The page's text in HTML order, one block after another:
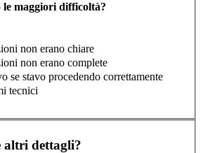
maggiori difficoltà?
non erano chiare
non erano complete
se stavo procedendo correttamente
tecnici
altri dettagli?